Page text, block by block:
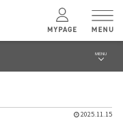
MENU
2025.11.15